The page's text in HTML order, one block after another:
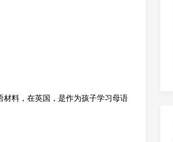
料，在英国，是作为孩子学习母语